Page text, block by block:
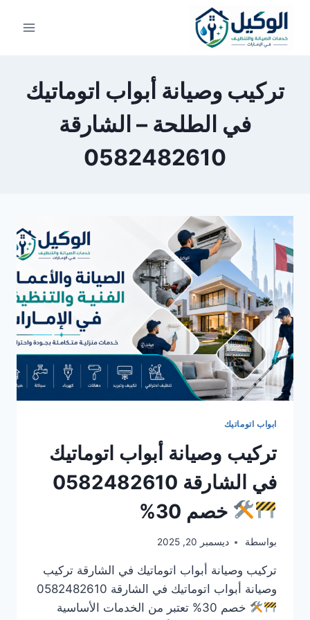
التجاوز
المحتوى
تركيب وصيانة أبواب اتوماتيك
في الطلحة – الشارقة
0582482610
ابواب اتوماتيك
تركيب وصيانة أبواب اتوماتيك
في الشارقة 0582482610
خصم 30%
بواسطة ديسمبر 20, 2025
تركيب وصيانة أبواب اتوماتيك في الشارقة تركيب
وصيانة أبواب اتوماتيك في الشارقة 0582482610
خصم 30% تعتبر من الخدمات الأساسية